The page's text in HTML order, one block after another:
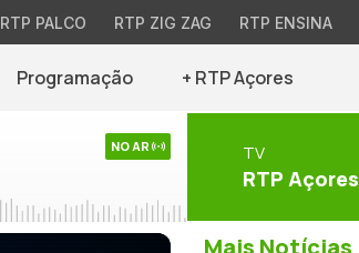
RTP PALCO RTP ZIG ZAG RTP ENSINA
Programação + RTP Açores
NO AR TV
RTP Açores
Mais Notícias